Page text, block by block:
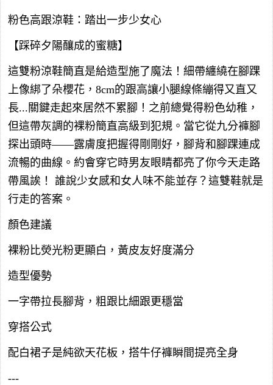
粉色高跟涼鞋：踏出一步少女心
【踩碎夕陽釀成的蜜糖】
這雙粉涼鞋簡直是給造型施了魔法！細帶纏繞在腳踝
上像綁了朵櫻花，8cm的跟高讓小腿線條繃得又直又
長...關鍵走起來居然不累腳！之前總覺得粉色幼稚，
但這帶灰調的裸粉簡直高級到犯規。當它從九分褲腳
探出頭時——露膚度把握得剛剛好，腳背和腳踝連成
流暢的曲線。約會穿它時男友眼睛都亮了你今天走路
帶風誒！ 誰說少女感和女人味不能並存？這雙鞋就是
行走的答案。
顏色建議
裸粉比熒光粉更顯白，黃皮友好度滿分
造型優勢
一字帶拉長腳背，粗跟比細跟更穩當
穿搭公式
配白裙子是純欲天花板，搭牛仔褲瞬間提亮全身
---